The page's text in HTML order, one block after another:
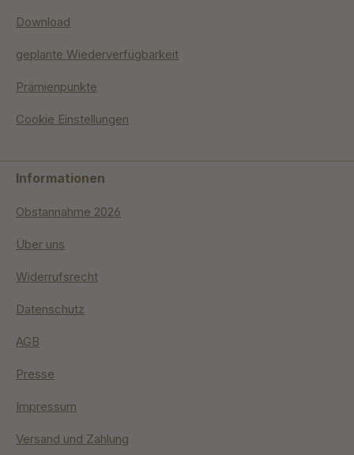
Download
geplante Wiederverfügbarkeit
Prämienpunkte
Cookie Einstellungen
Informationen
Obstannahme 2026
Über uns
Widerrufsrecht
Datenschutz
AGB
Presse
Impressum
Versand und Zahlung